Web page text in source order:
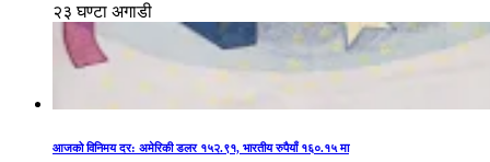
२३ घण्टा अगाडी
आजको विनिमय दर: अमेरिकी डलर १५२.९१, भारतीय रुपैयाँ १६०.१५ मा